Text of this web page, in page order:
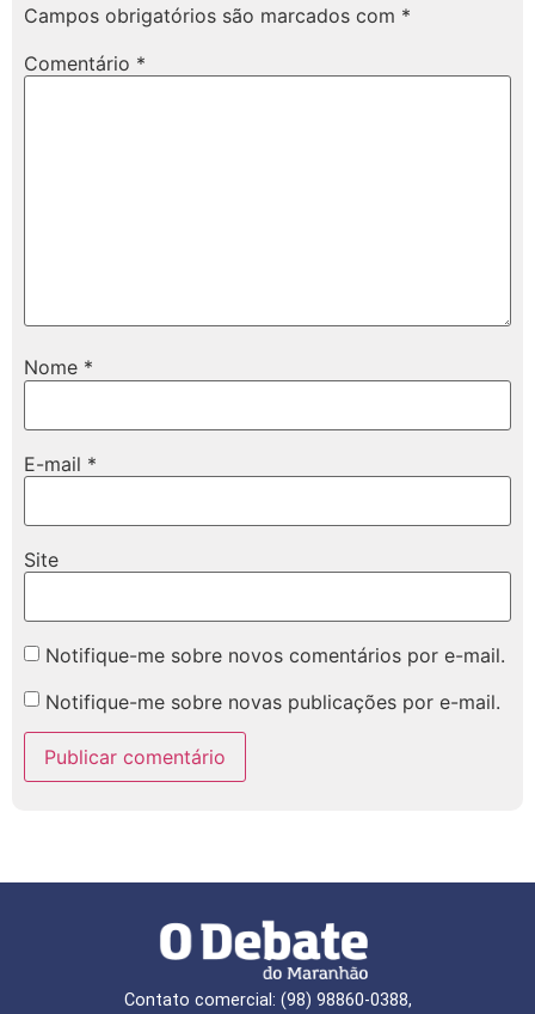
Campos obrigatórios são marcados com *
Comentário *
Nome *
E-mail *
Site
Notifique-me sobre novos comentários por e-mail.
Notifique-me sobre novas publicações por e-mail.
Contato comercial: (98) 98860-0388,